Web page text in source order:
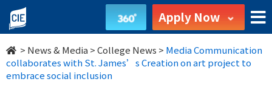
Media
Communication
collaborates
Apply Now
> News & Media >College News > Media Communication
collaborates with St. James’s Creation on art project to
embrace social inclusion